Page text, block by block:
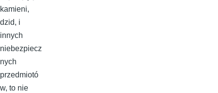
kamieni,
dzid, i
innych
niebezpiecz
nych
przedmiotó
w, to nie